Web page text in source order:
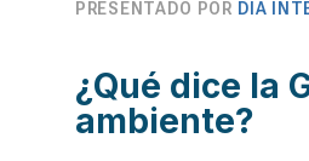
PRESENTADO POR DÍA
¿Qué dice la
ambiente?